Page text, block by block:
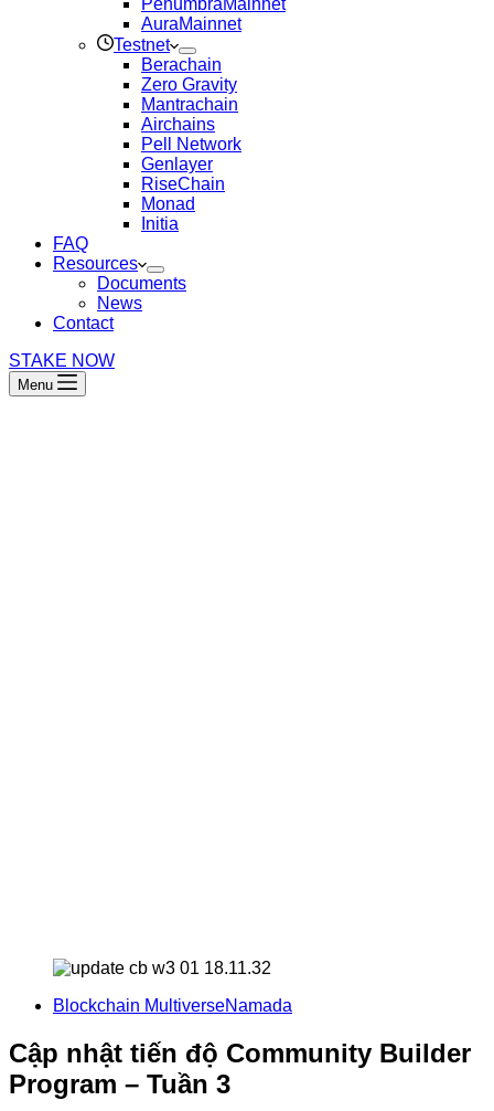
PenumbraMainnet
AuraMainnet
Testnet
Berachain
Zero Gravity
Mantrachain
Airchains
Pell Network
Genlayer
RiseChain
Monad
Initia
FAQ
Resources
Documents
News
Contact
STAKE NOW
Menu
Blockchain MultiverseNamada
Cập nhật tiến độ Community Builder
Program – Tuần 3